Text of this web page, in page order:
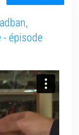
- épisode